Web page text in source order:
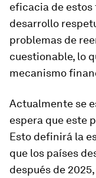
eficacia de estos
desarrollo
problemas de
cuestionable, lo
mecanismo
Actualmente se
espera que este
Esto definirá la
que los países
después de